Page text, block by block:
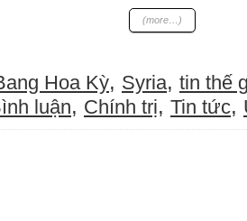
(more…)
Hoa Kỳ, Syria, tin thế
luận, Chính trị, Tin tức,